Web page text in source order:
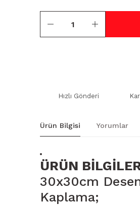
Hızlı Gönderi
Ürün Bilgisi Yorumlar
ÜRÜN
30x30cm
Kaplama;